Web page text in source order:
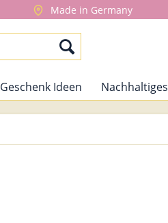
Made in Germany
Geschenk Ideen Nachhaltiges